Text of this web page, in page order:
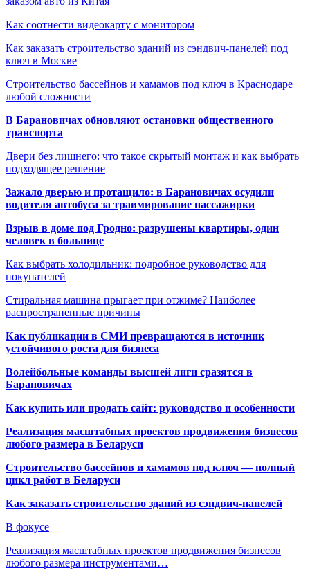
Как соотнести видеокарту с монитором
Как заказать строительство зданий из сэндвич-панелей под
ключ в Москве
Строительство бассейнов и хамамов под ключ в Краснодаре
любой сложности
В Барановичах обновляют остановки общественного
транспорта
Двери без лишнего: что такое скрытый монтаж и как выбрать
подходящее решение
Зажало дверью и протащило: в Барановичах осудили
водителя автобуса за травмирование пассажирки
Взрыв в доме под Гродно: разрушены квартиры, один
человек в больнице
Как выбрать холодильник: подробное руководство для
покупателей
Стиральная машина прыгает при отжиме? Наиболее
распространенные причины
Как публикации в СМИ превращаются в источник
устойчивого роста для бизнеса
Волейбольные команды высшей лиги сразятся в
Барановичах
Как купить или продать сайт: руководство и особенности
Реализация масштабных проектов продвижения бизнесов
любого размера в Беларуси
Строительство бассейнов и хамамов под ключ — полный
цикл работ в Беларуси
Как заказать строительство зданий из сэндвич-панелей
В фокусе
Реализация масштабных проектов продвижения бизнесов
любого размера инструментами…